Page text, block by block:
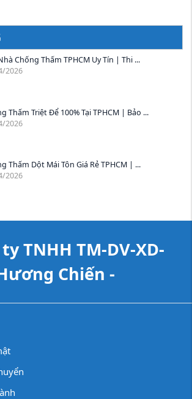
Chống Thấm TPHCM Uy Tín | Thi ...
2026
Thấm Triệt Để 100% Tại TPHCM | Bảo ...
2026
Thấm Dột Mái Tôn Giá Rẻ TPHCM | ...
2026
TNHH TM-DV-XD-
Chiến -